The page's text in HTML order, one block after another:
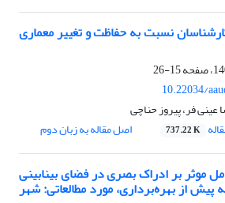
نسبت به حفاظت و تغییر معماری
15-26
10.22034/
فر، پیروز حناچی
737.22 K اصل مقاله به زبان دوم
موثر بر ادراک بصری در فضای بینابینی
از بهره‌برداری، مورد مطالعاتی: شهر